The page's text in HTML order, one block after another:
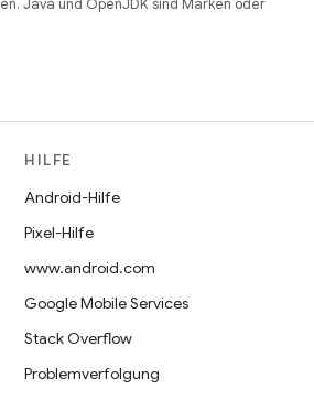
Java und OpenJDK sind Marken oder
HILFE
Android-Hilfe
Pixel-Hilfe
www.android.com
Google Mobile Services
Stack Overflow
Problemverfolgung